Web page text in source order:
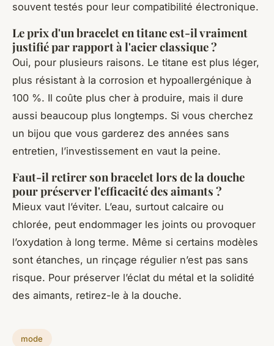
souvent testés pour leur compatibilité électronique.
Le prix d'un bracelet en titane est-il vraiment
justifié par rapport à l'acier classique ?
Oui, pour plusieurs raisons. Le titane est plus léger,
plus résistant à la corrosion et hypoallergénique à
100 %. Il coûte plus cher à produire, mais il dure
aussi beaucoup plus longtemps. Si vous cherchez
un bijou que vous garderez des années sans
entretien, l’investissement en vaut la peine.
Faut-il retirer son bracelet lors de la douche
pour préserver l'efficacité des aimants ?
Mieux vaut l’éviter. L’eau, surtout calcaire ou
chlorée, peut endommager les joints ou provoquer
l’oxydation à long terme. Même si certains modèles
sont étanches, un rinçage régulier n’est pas sans
risque. Pour préserver l’éclat du métal et la solidité
des aimants, retirez-le à la douche.
mode